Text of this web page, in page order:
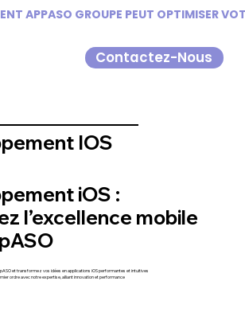
Contactez-Nous
APPASO GROUPE PEUT OPTIMISER
IOS
iOS :
l’excellence mobile
et transformez vos idées en applications iOS performantes et intuitives
ordre avec notre expertise, alliant innovation et performance